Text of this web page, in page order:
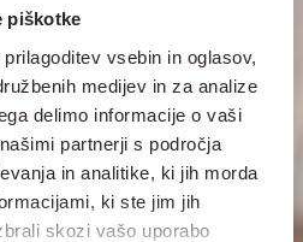
piškotke
vsebin in oglasov,
medijev in za analize
delimo informacije o vaši
partnerji s področja
in analitike, ki jih morda
ki ste jim jih
skozi vašo uporabo